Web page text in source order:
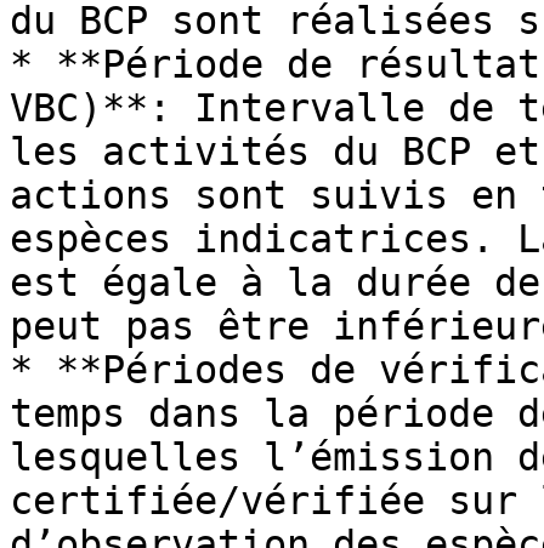
du BCP sont
* **Période de
VBC)**: Intervalle de
les activités du BCP
actions sont suivis en
espèces indicatrices.
est égale à la durée
peut pas être
* **Périodes de
temps dans la période
lesquelles l’émission
certifiée/vérifiée sur